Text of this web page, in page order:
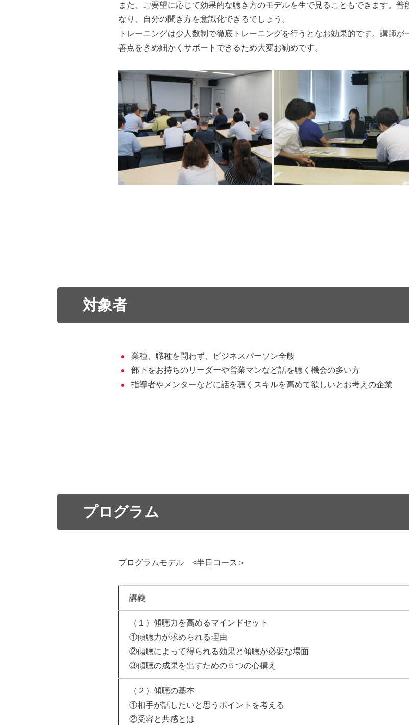
また、ご要望に応じて効果的な聴き方のモデルを生で見ることもできます。
なり、自分の聞き方を意識化できるでしょう。
トレーニングは少人数制で徹底トレーニングを行うとなお効果的です。講師
善点をきめ細かくサポートできるため大変お勧めです。
対象者
業種、職種を問わず、ビジネスパーソン全般
部下をお持ちのリーダーや営業マンなど話を聴く機会の多い方
指導者やメンターなどに話を聴くスキルを高めて欲しいとお考えの企業
プログラム
プログラムモデル <半日コース＞
講義
（１）傾聴力を高めるマインドセット
①傾聴力が求められる理由
②傾聴によって得られる効果と傾聴が必要な場面
③傾聴の成果を出すための５つの心構え
（２）傾聴の基本
①相手が話したいと思うポイントを考える
②受容と共感とは